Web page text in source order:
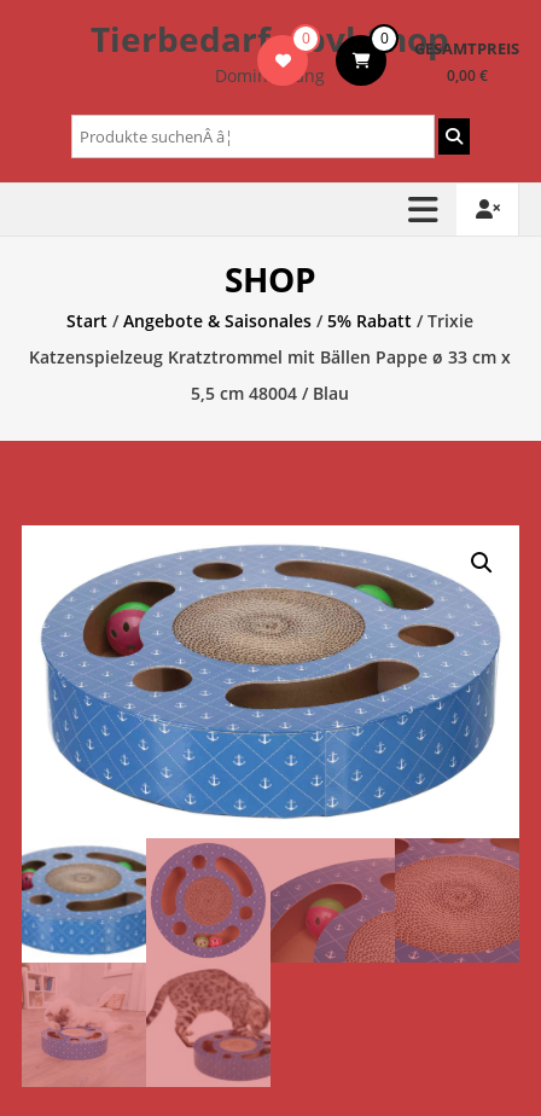
Tierbedarf – bvl-Shop
Dominik Lang
0 0 GESAMTPREIS
0,00 €
Suchen
nach:
SHOP
Start /Angebote & Saisonales /5% Rabatt / Trixie
Katzenspielzeug Kratztrommel mit Bällen Pappe ø 33 cm x
5,5 cm 48004 / Blau